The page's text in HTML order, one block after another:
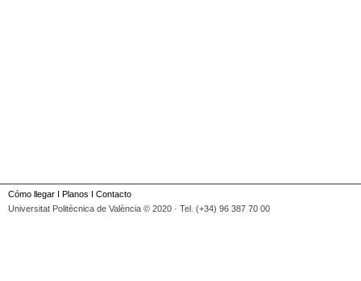
Cómo llegar I Planos I Contacto
Universitat Politècnica de València © 2020 · Tel. (+34) 96 387 70 00